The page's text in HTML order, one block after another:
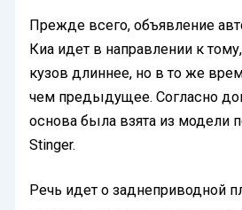
Прежде всего, объявление
Киа идет в направлении к
кузов длиннее, но в то же
чем предыдущее. Согласно
основа была взята из модели
Stinger.
Речь идет о заднеприводной